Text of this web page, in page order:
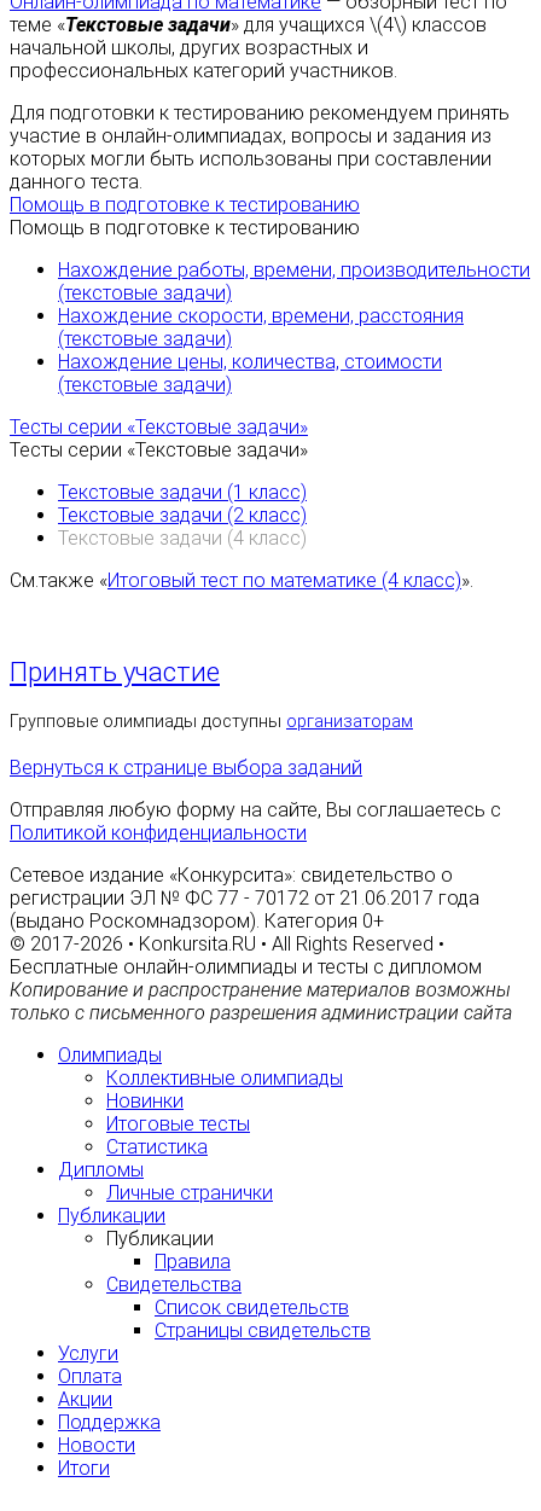
теме «Текстовые задачи» для учащихся \(4\) классов
начальной школы, других возрастных и
профессиональных категорий участников.
Для подготовки к тестированию рекомендуем принять
участие в онлайн-олимпиадах, вопросы и задания из
которых могли быть использованы при составлении
данного теста.
Помощь в подготовке к тестированию
Помощь в подготовке к тестированию
Нахождение работы, времени, производительности
(текстовые задачи)
Нахождение скорости, времени, расстояния
(текстовые задачи)
Нахождение цены, количества, стоимости
(текстовые задачи)
Тесты серии «Текстовые задачи»
Тесты серии «Текстовые задачи»
Текстовые задачи (1 класс)
Текстовые задачи (2 класс)
Текстовые задачи (4 класс)
См.также «Итоговый тест по математике (4 класс)».
Принять участие
Групповые олимпиады доступны организаторам
Вернуться к странице выбора заданий
Отправляя любую форму на сайте, Вы соглашаетесь с
Политикой конфиденциальности
Сетевое издание «Конкурсита»: свидетельство о
регистрации ЭЛ № ФС 77 - 70172 от 21.06.2017 года
(выдано Роскомнадзором). Категория 0+
© 2017-2026 • Konkursita.RU • All Rights Reserved •
Бесплатные онлайн-олимпиады и тесты с дипломом
Копирование и распространение материалов возможны
только с письменного разрешения администрации сайта
Олимпиады
Коллективные олимпиады
Новинки
Итоговые тесты
Статистика
Дипломы
Личные странички
Публикации
Публикации
Правила
Свидетельства
Список свидетельств
Страницы свидетельств
Услуги
Оплата
Акции
Поддержка
Новости
Итоги